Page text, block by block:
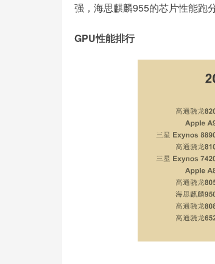
强，海思麒麟955的芯片性能跑
GPU性能排行